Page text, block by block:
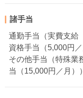
諸手当
通勤手当（実費支給
資格手当（5,000円／
その他手当（特殊業
当（15,000円／月））